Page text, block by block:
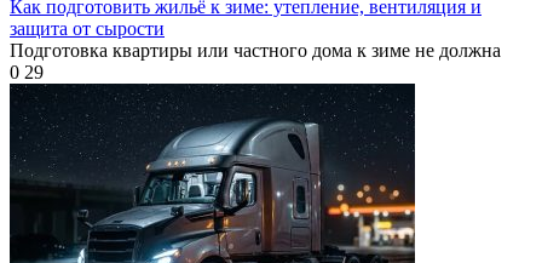
Как подготовить жильё к зиме: утепление, вентиляция и
защита от сырости
Подготовка квартиры или частного дома к зиме не должна
0 29